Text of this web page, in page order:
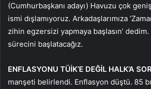
(Cumhurbaşkanı adayı) Havuzu çok
ismi dışlamıyoruz. Arkadaşlarımıza
zihin egzersizi yapmaya başlasın’
sürecini başlatacağız.
ENFLASYONU TÜİK’E DEĞİL HALK’A
manşeti belirlendi. Enflasyon düştü. 85